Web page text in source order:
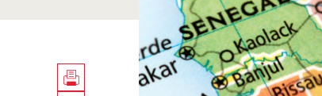
Télécharger